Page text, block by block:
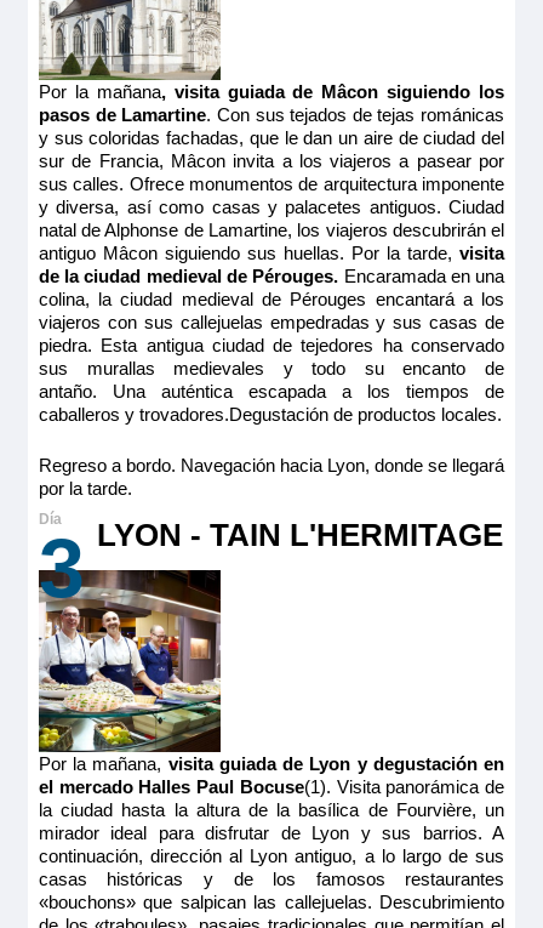
Por la mañana, visita guiada de Mâcon siguiendo los
pasos de Lamartine. Con sus tejados de tejas románicas
y sus coloridas fachadas, que le dan un aire de ciudad del
sur de Francia, Mâcon invita a los viajeros a pasear por
sus calles. Ofrece monumentos de arquitectura imponente
y diversa, así como casas y palacetes antiguos. Ciudad
natal de Alphonse de Lamartine, los viajeros descubrirán el
antiguo Mâcon siguiendo sus huellas. Por la tarde,visita
de la ciudad medieval de Pérouges. Encaramada en una
colina, la ciudad medieval de Pérouges encantará a los
viajeros con sus callejuelas empedradas y sus casas de
piedra. Esta antigua ciudad de tejedores ha conservado
sus murallas medievales y todo su encanto de
antaño. Una auténtica escapada a los tiempos de
caballeros y trovadores.Degustación de productos locales.
Regreso a bordo. Navegación hacia Lyon, donde se llegará
por la tarde.
3 LYON - TAIN L'HERMITAGE
Por la mañana, visita guiada de Lyon y degustación en
el mercado Halles Paul Bocuse(1). Visita panorámica de
la ciudad hasta la altura de la basílica de Fourvière, un
mirador ideal para disfrutar de Lyon y sus barrios. A
continuación, dirección al Lyon antiguo, a lo largo de sus
casas históricas y de los famosos restaurantes
«bouchons» que salpican las callejuelas. Descubrimiento